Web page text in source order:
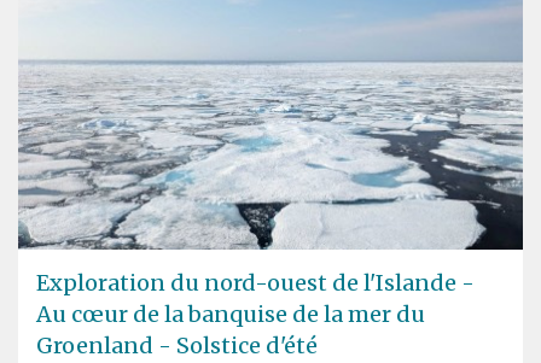
Exploration du nord-ouest de l'Islande -
Au cœur de la banquise de la mer du
Groenland - Solstice d'été